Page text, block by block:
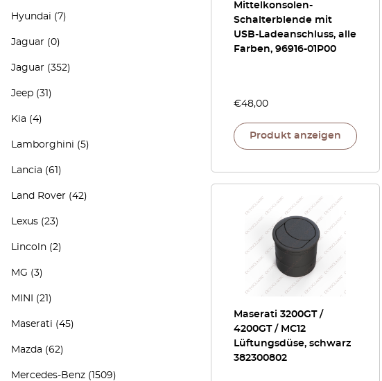
Hyundai (7)
Jaguar (0)
Jaguar (352)
Jeep (31)
Kia (4)
Lamborghini (5)
Lancia (61)
Land Rover (42)
Lexus (23)
Lincoln (2)
MG (3)
MINI (21)
Maserati (45)
Mazda (62)
Mercedes-Benz (1509)
Mittelkonsolen-
Schalterblende mit
USB-Ladeanschluss, alle
Farben, 96916-01P00
€48,00
Produkt anzeigen
Maserati 3200GT /
4200GT / MC12
Lüftungsdüse, schwarz
382300802